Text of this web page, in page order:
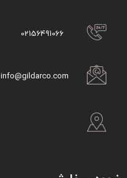
02156491066
info@gildarco.com